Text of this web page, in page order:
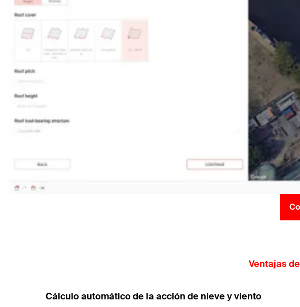
Ventajas
Cálculo automático de la acción de nieve y viento